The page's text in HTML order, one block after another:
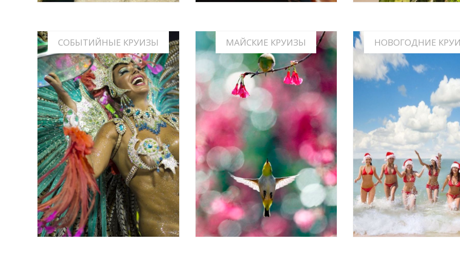
СОБЫТИЙНЫЕ КРУИЗЫ
ФЕСТИВАЛИ, КАРНАВАЛЫ,
СПОРТИВНЫЕ И КУЛЬТУРНЫЕ
СОБЫТИЯ
ИНФО
МАЙСКИЕ КРУИЗЫ
МАЙ - ВОСХИТИТЕЛЬНОЕ ВРЕМЯ
ДЛЯ КРУИЗОВ
ИНФО
НОВОГОДНИЕ
ИНФО